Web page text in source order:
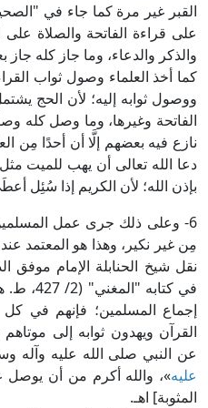
غير مرة كما جاء في
قراءة الفاتحة والصلاة على
والدعاء، وما جاز كله جاز
أخذ العلماء وصول ثواب
ثوابه إليه؛ لأن الحج يشتمل
وغيرها، وما وصل كله وصل
فيه بعضهم إلَّا أن أحدًا مِن
الله تعالى أن يهب للميت مثل
الله؛ لأن الكريم إذا سُئِل
6- وعلى ذلك جرى عمل
غير نكير، وهذا هو المعتمد
شيخ الحنابلة الإمام موفق
في كتابه
المسلمين؛ فإنهم في كل
ويهدون ثوابه إلى
النبي صلى الله عليه وآله
»، والله أكرم من أن يوصل
اهـ.